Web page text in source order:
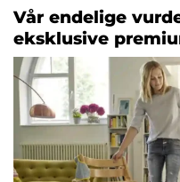
Vår endelige
eksklusive